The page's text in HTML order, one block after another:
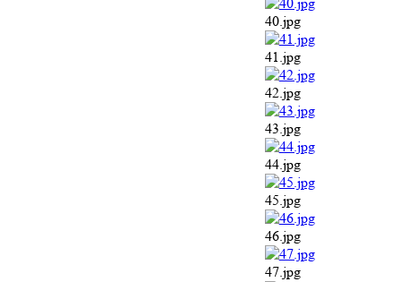
40.jpg
41.jpg
42.jpg
43.jpg
44.jpg
45.jpg
46.jpg
47.jpg